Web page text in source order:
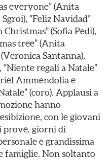
everyone” (Anita
“Feliz Navidad”
(Sofia Pedi),
tree” (Anita
Santanna),
“Niente regali a Natale”
Ammendolia e
(coro). Applausi a
hanno
con le giovani
prove, giorni di
e grandissima
famiglie. Non soltanto